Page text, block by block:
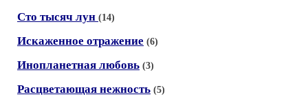
Сто тысяч лун (14)
Искаженное отражение (6)
Инопланетная любовь (3)
Расцветающая нежность (5)